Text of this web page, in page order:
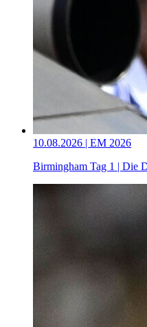
10.08.2026 | EM 2026
Birmingham Tag 1 | Die